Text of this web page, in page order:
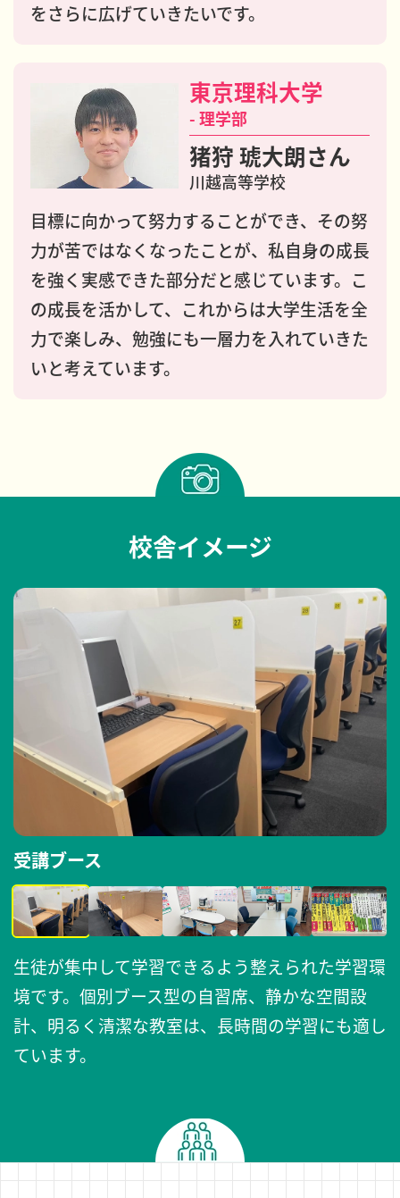
をさらに広げていきたいです。
東京理科大学
- 理学部
猪狩 琥大朗さん
川越高等学校
目標に向かって努力することができ、その努
力が苦ではなくなったことが、私自身の成長
を強く実感できた部分だと感じています。こ
の成長を活かして、これからは大学生活を全
力で楽しみ、勉強にも一層力を入れていきた
いと考えています。
校舎イメージ
受講ブース
生徒が集中して学習できるよう整えられた学習環
境です。個別ブース型の自習席、静かな空間設
計、明るく清潔な教室は、長時間の学習にも適し
ています。